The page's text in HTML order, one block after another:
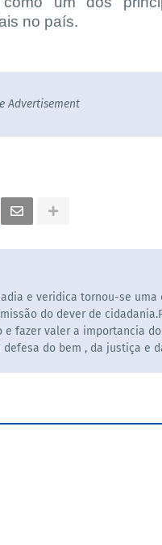
no país.
Advertisement
e veridica tornou-se
do dever de
fazer valer a importancia do
do bem , da justiça e